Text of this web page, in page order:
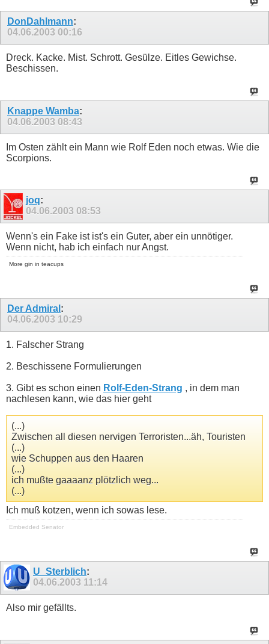
DonDahlmann:
04.06.2003 00:16
Dreck. Kacke. Mist. Schrott. Gesülze. Eitles Gewichse.
Beschissen.
Knappe Wamba:
04.06.2003 08:43
Im Osten zählt ein Mann wie Rolf Eden noch etwas. Wie die
Scorpions.
joq:
04.06.2003 08:53
Wenn's ein Fake ist ist's ein Guter, aber ein unnötiger.
Wenn nicht, hab ich einfach nur Angst.
More gin in teacups
Der Admiral :
04.06.2003 10:29
1. Falscher Strang
2. Beschissene Formulierungen
3. Gibt es schon einen Rolf-Eden-Strang , in dem man
nachlesen kann, wie das hier geht
(...)
Zwischen all diesen nervigen Terroristen...äh, Touristen
(...)
wie Schuppen aus den Haaren
(...)
ich mußte gaaaanz plötzlich weg...
(...)
Ich muß kotzen, wenn ich sowas lese.
Embedded Senator
U_Sterblich:
04.06.2003 11:14
Also mir gefällts.